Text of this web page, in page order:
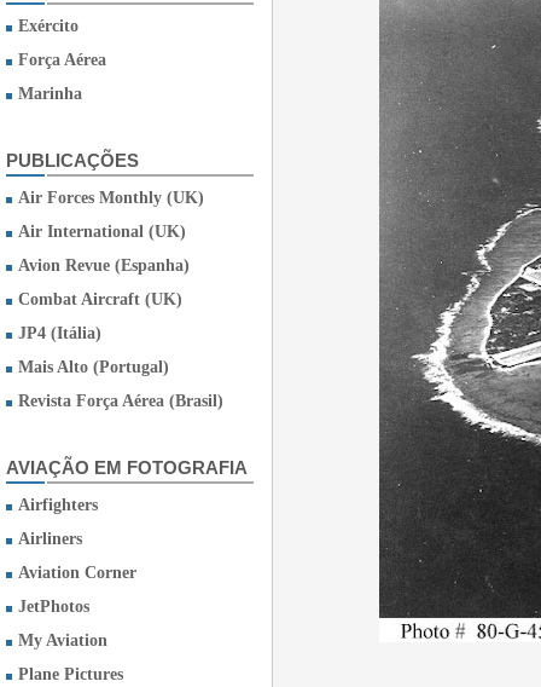
Exército
Força Aérea
Marinha
PUBLICAÇÕES
Air Forces Monthly (UK)
Air International (UK)
Avion Revue (Espanha)
Combat Aircraft (UK)
JP4 (Itália)
Mais Alto (Portugal)
Revista Força Aérea (Brasil)
AVIAÇÃO EM FOTOGRAFIA
Airfighters
Airliners
Aviation Corner
JetPhotos
My Aviation
Plane Pictures